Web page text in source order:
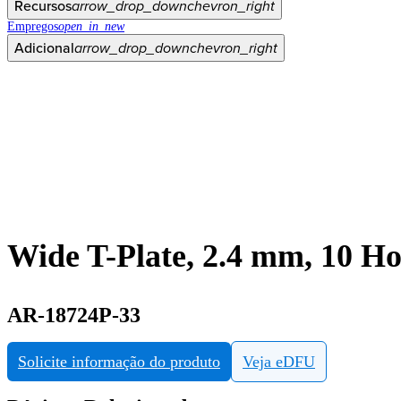
Recursosarrow_drop_downchevron_right
Empregosopen_in_new
Adicionalarrow_drop_downchevron_right
Wide T-Plate, 2.4 mm, 10
AR-18724P-33
Solicite informação do produto Veja eDFU